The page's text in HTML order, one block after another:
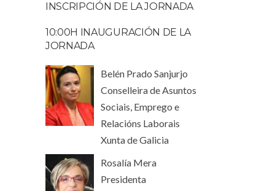
INSCRIPCIÓN DE LA JORNADA
10:00H INAUGURACIÓN DE LA
JORNADA
Belén Prado Sanjurjo
Conselleira de Asuntos
Sociais, Emprego e
Relacións Laborais
Xunta de Galicia
Rosalía Mera
Presidenta